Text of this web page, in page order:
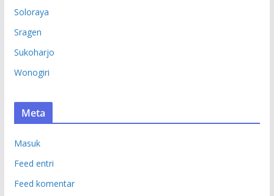
Soloraya
Sragen
Sukoharjo
Wonogiri
Meta
Masuk
Feed entri
Feed komentar